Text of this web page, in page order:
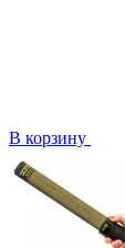
В корзину